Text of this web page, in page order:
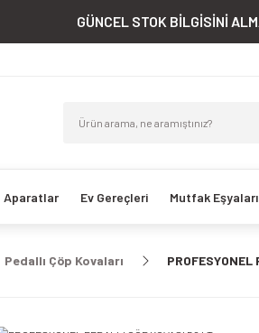
GÜNCEL STOK BİLGİSİNİ
Aparatlar Ev Gereçleri Mutfak Eşyaları
Pedallı Çöp Kovaları PROFESYONEL